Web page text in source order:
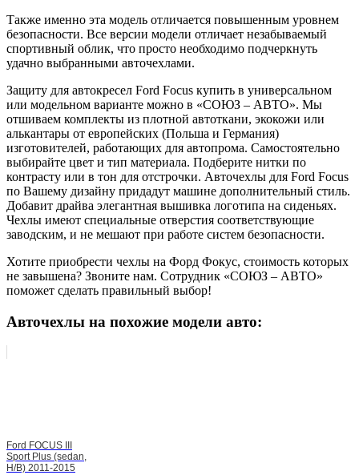
Также именно эта модель отличается повышенным уровнем
безопасности. Все версии модели отличает незабываемый
спортивный облик, что просто необходимо подчеркнуть
удачно выбранными авточехлами.
Защиту для автокресел Ford Focus купить в универсальном
или модельном варианте можно в «СОЮЗ – АВТО». Мы
отшиваем комплекты из плотной автоткани, экокожи или
алькантары от европейских (Польша и Германия)
изготовителей, работающих для автопрома. Самостоятельно
выбирайте цвет и тип материала. Подберите нитки по
контрасту или в тон для отстрочки. Авточехлы для Ford Focus
по Вашему дизайну придадут машине дополнительный стиль.
Добавит драйва элегантная вышивка логотипа на сиденьях.
Чехлы имеют специальные отверстия соответствующие
заводским, и не мешают при работе систем безопасности.
Хотите приобрести чехлы на Форд Фокус, стоимость которых
не завышена? Звоните нам. Сотрудник «СОЮЗ – АВТО»
поможет сделать правильный выбор!
Авточехлы на похожие модели авто:
Ford FOCUS III
Sport Plus (sedan,
H/B) 2011-2015